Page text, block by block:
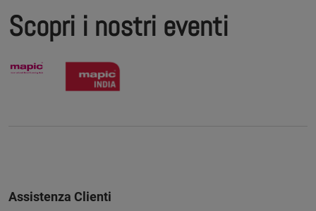
Scopri i nostri eventi
Assistenza Clienti